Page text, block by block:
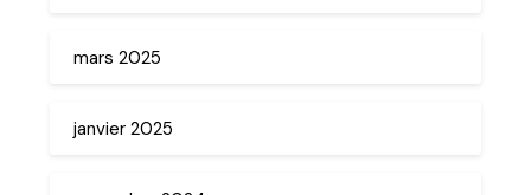
mars 2025
janvier 2025